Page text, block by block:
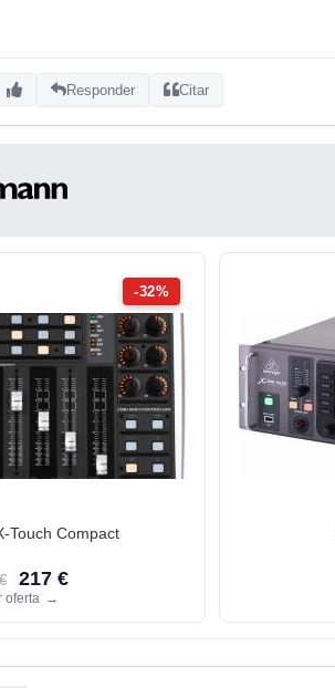
Responder Citar
-32%
Touch Compact
217 €
oferta →